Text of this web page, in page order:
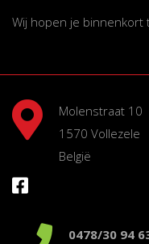
Wij hopen je binnenkort
Molenstraat 10
1570 Vollezele
België
0478/30 94